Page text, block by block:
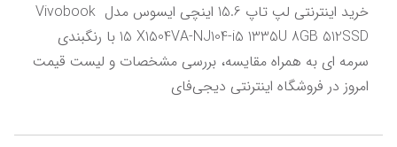
خرید اینترنتی لپ تاپ 15.6 اینچی ایسوس مدل Vivobook
امروز در فروشگاه اینترنتی دیجی‌فای